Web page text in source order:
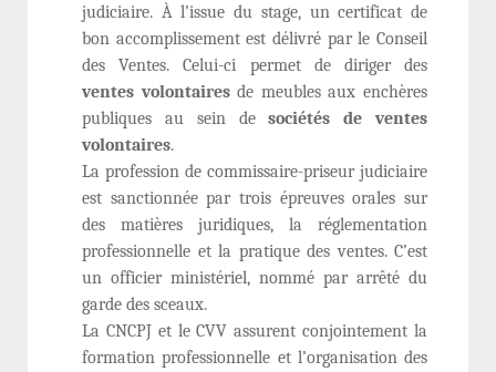
judiciaire. À l’issue du stage, un certificat de
bon accomplissement est délivré par le Conseil
des Ventes. Celui-ci permet de diriger des
ventes volontairesde meubles aux enchères
publiques au sein desociétés de ventes
volontaires.
La profession de commissaire-priseur judiciaire
est sanctionnée par trois épreuves orales sur
des matières juridiques, la réglementation
professionnelle et la pratique des ventes. C’est
un officier ministériel, nommé par arrêté du
garde des sceaux.
La CNCPJ et le CVV assurent conjointement la
formation professionnelle et l’organisation des